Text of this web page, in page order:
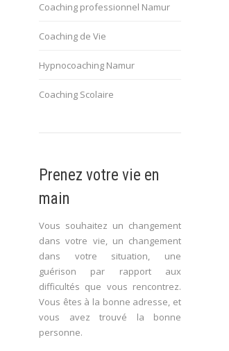
Coaching professionnel Namur
Coaching de Vie
Hypnocoaching Namur
Coaching Scolaire
Prenez votre vie en
main
Vous souhaitez un changement
dans votre vie, un changement
dans votre situation, une
guérison par rapport aux
difficultés que vous rencontrez.
Vous êtes à la bonne adresse, et
vous avez trouvé la bonne
personne.